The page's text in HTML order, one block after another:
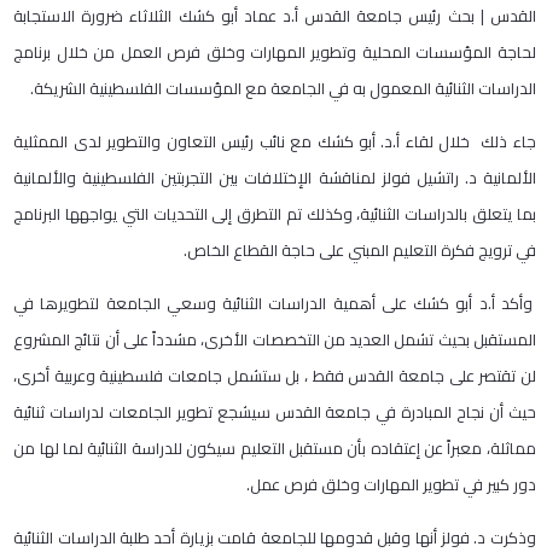
القدس | بحث رئيس جامعة القدس أ.د عماد أبو كشك الثلاثاء ضرورة الاستجابة
لحاجة المؤسسات المحلية وتطوير المهارات وخلق فرص العمل من خلال برنامج
الدراسات الثنائية المعمول به في الجامعة مع المؤسسات الفلسطينية الشريكة.
جاء ذلك خلال لقاء أ.د. أبو كشك مع نائب رئيس التعاون والتطوير لدى الممثلية
الألمانية د. راتشيل فولز لمناقشة الإختلافات بين التجربتين الفلسطينية والألمانية
بما يتعلق بالدراسات الثنائية، وكذلك تم التطرق إلى التحديات التي يواجهها البرنامج
في ترويج فكرة التعليم المبني على حاجة القطاع الخاص.
وأكد أ.د أبو كشك على أهمية الدراسات الثنائية وسعي الجامعة لتطويرها في
المستقبل بحيث تشمل العديد من التخصصات الأخرى، مشدداً على أن نتائج المشروع
لن تقتصر على جامعة القدس فقط ، بل ستشمل جامعات فلسطينية وعربية أخرى،
حيث أن نجاح المبادرة في جامعة القدس سيشجع تطوير الجامعات لدراسات ثنائية
مماثلة، معبراً عن إعتقاده بأن مستقبل التعليم سيكون للدراسة الثنائية لما لها من
دور كبير في تطوير المهارات وخلق فرص عمل.
وذكرت د. فولز أنها وقبل قدومها للجامعة قامت بزيارة أحد طلبة الدراسات الثنائية